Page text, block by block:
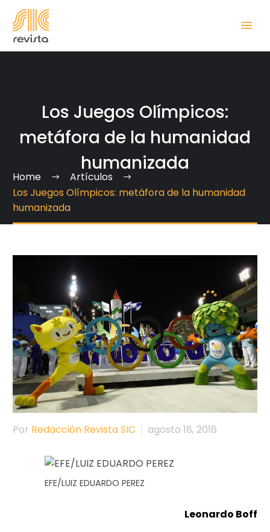
Los Juegos Olímpicos:
metáfora de la humanidad
humanizada
Home
Artículos
Los Juegos Olímpicos: metáfora de la humanidad
humanizada
Por Redacción Revista SIC agosto 18, 2016
EFE/LUIZ EDUARDO PEREZ
Leonardo Boff